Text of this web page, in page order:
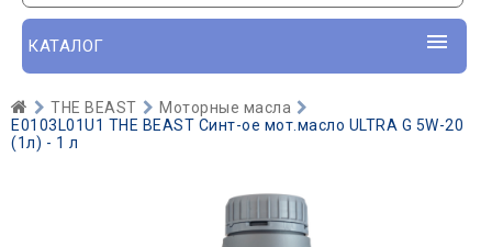
КАТАЛОГ
THE BEAST
Моторные масла
E0103L01U1 THE BEAST Синт-ое мот.масло ULTRA G 5W-20
(1л) - 1 л